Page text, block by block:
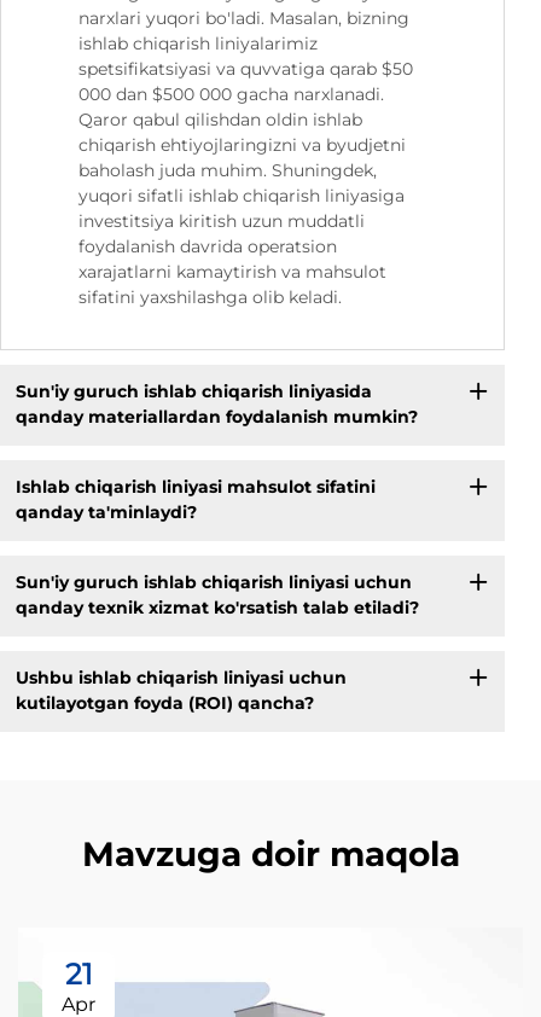
narxlari yuqori bo'ladi. Masalan, bizning
ishlab chiqarish liniyalarimiz
spetsifikatsiyasi va quvvatiga qarab $50
000 dan $500 000 gacha narxlanadi.
Qaror qabul qilishdan oldin ishlab
chiqarish ehtiyojlaringizni va byudjetni
baholash juda muhim. Shuningdek,
yuqori sifatli ishlab chiqarish liniyasiga
investitsiya kiritish uzun muddatli
foydalanish davrida operatsion
xarajatlarni kamaytirish va mahsulot
sifatini yaxshilashga olib keladi.
Sun'iy guruch ishlab chiqarish liniyasida
qanday materiallardan foydalanish mumkin?
Ishlab chiqarish liniyasi mahsulot sifatini
qanday ta'minlaydi?
Sun'iy guruch ishlab chiqarish liniyasi uchun
qanday texnik xizmat ko'rsatish talab etiladi?
Ushbu ishlab chiqarish liniyasi uchun
kutilayotgan foyda (ROI) qancha?
Mavzuga doir maqola
21
Apr